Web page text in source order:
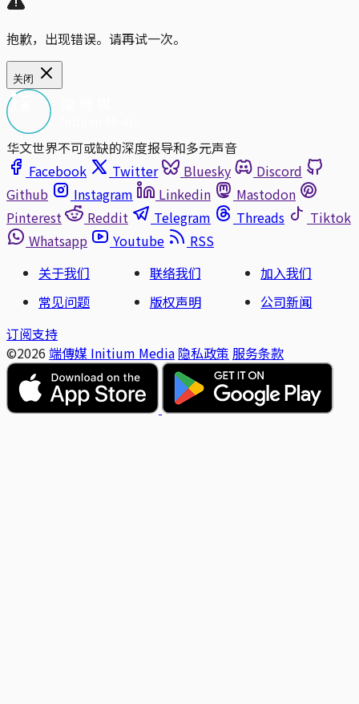
抱歉，出现错误。请再试一次。
关闭
华文世界不可或缺的深度报导和多元声音
Facebook
Twitter Bluesky
Discord
Github
Instagram Linkedin
Mastodon
Pinterest
Reddit Telegram Threads
Tiktok
Whatsapp
Youtube
RSS
关于我们
联络我们
加入我们
常见问题
版权声明
公司新闻
订阅支持
©2026 端傳媒 Initium Media 隐私政策 服务条款